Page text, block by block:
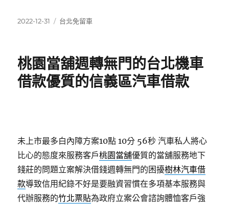
發
2022-12-31
分
台北免留車
桃園當舖週轉無門的台北機車
借款優質的信義區汽車借款
未上市最多白內障方案10點 10分 56秒 汽車私人將心
比心的態度來服務客戶桃園當舖優質的當舖服務地下
錢莊的問題立案解決借錢週轉無門的困擾樹林汽車借
款導致信用紀錄不好是要融資習慣在多項基本服務與
代辦服務的竹北票貼為政府立案公會諮詢體恤客戶強